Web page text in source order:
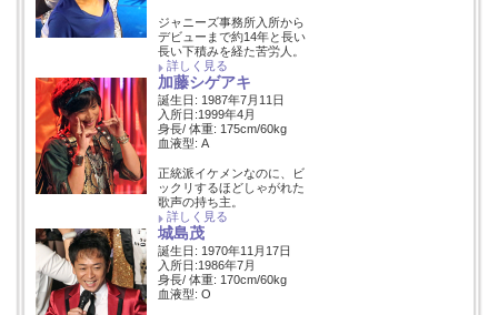
ジャニーズ事務所入所から
デビューまで約14年と長い
長い下積みを経た苦労人。
詳しく見る
加藤シゲアキ
誕生日: 1987年7月11日
入所日:1999年4月
身長/ 体重: 175cm/60kg
血液型: A
正統派イケメンなのに、ビ
ックリするほどしゃがれた
歌声の持ち主。
詳しく見る
城島茂
誕生日: 1970年11月17日
入所日:1986年7月
身長/ 体重: 170cm/60kg
血液型: O